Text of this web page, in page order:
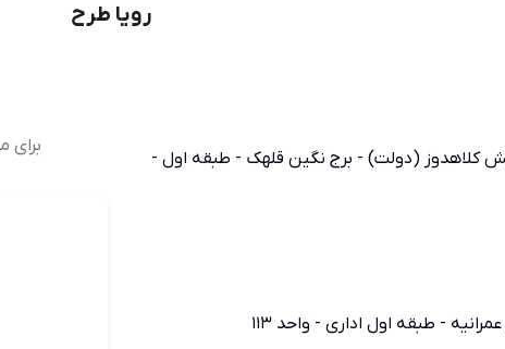
رویا طرح
کلاهدوز (دولت) - برج نگین قلهک - طبقه اول -
- طبقه اول اداری - واحد 113
برای